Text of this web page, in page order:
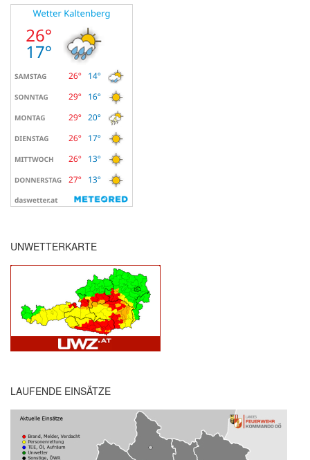
UNWETTERKARTE
LAUFENDE EINSÄTZE